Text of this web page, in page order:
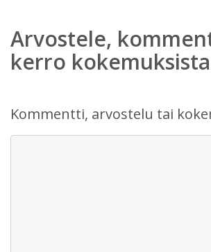
Arvostele,
kerro kokemuksista
Kommentti, arvostelu tai